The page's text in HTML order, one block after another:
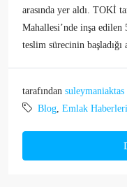
arasında yer aldı. TOKİ
Mahallesi’nde inşa edilen
teslim sürecinin başladığı
tarafından suleymaniaktas
Blog Emlak Haberleri